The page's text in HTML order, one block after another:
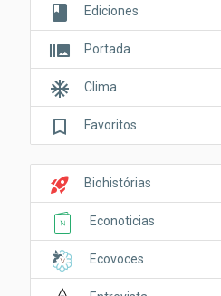
book Ediciones
burst_mode Portada
ac_unit Clima
bookmark_border Favoritos
rocket_launch Biohistórias
Econoticias
Ecovoces